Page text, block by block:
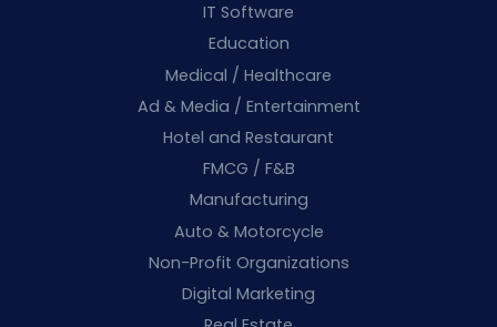
IT Software
Education
Medical / Healthcare
Ad & Media / Entertainment
Hotel and Restaurant
FMCG / F&B
Manufacturing
Auto & Motorcycle
Non-Profit Organizations
Digital Marketing